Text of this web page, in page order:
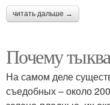
читать дальше →
Почему
На самом деле
съедобных – около